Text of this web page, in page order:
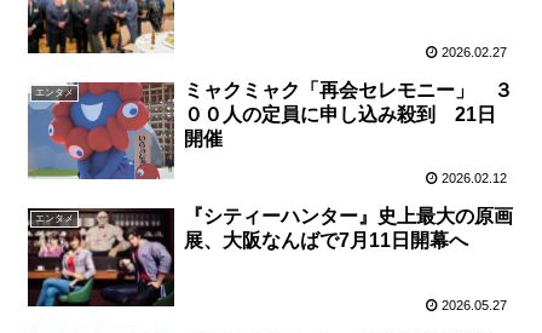
2026.02.27
エンタメ
ミャクミャク「再会セレモニー」 ３
００人の定員に申し込み殺到 21日
開催
2026.02.12
エンタメ
『シティーハンター』史上最大の原画
展、大阪なんばで7月11日開幕へ
2026.05.27